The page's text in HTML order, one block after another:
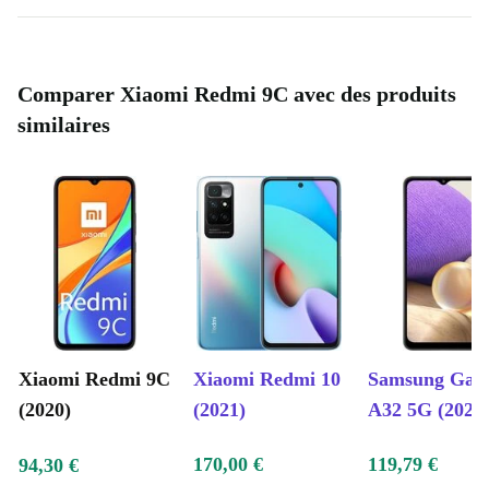
Comparer Xiaomi Redmi 9C avec des produits
similaires
Xiaomi Redmi 9C
(2020)
Xiaomi Redmi 10
(2021)
Samsung
A32 5G (2021)
94,30 € 170,00 € 119,79 €